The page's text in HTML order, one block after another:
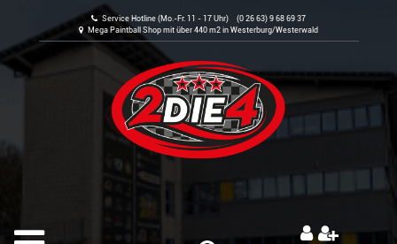
Service Hotline (Mo.-Fr. 11 - 17 Uhr) (0 26 63) 9 68 69 37
Mega Paintball Shop mit über 440 m2 in Westerburg/Westerwald